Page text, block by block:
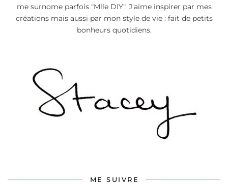
me surnome parfois "Mlle DIY". J'aime inspirer par mes
créations mais aussi par mon style de vie : fait de petits
bonheurs quotidiens.
ME SUIVRE